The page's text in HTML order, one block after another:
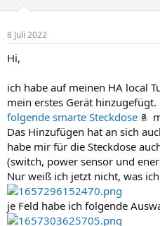
e
r
a
8 Juli 2022
Hi,
ich habe auf meinen HA local
mein erstes Gerät
folgende smarte Steckdose
Das Hinzufügen hat an sich
habe mir für die Steckdose
(switch, power sensor und
Nur weiß ich jetzt nicht, was
je Feld habe ich folgende